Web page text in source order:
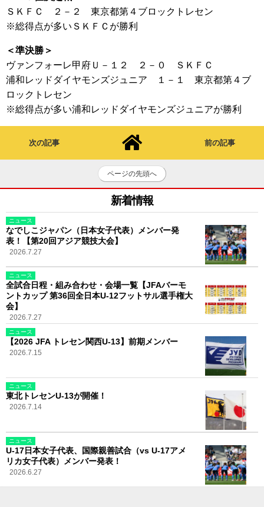
ＳＫＦＣ ２－２ 東京都第４ブロックトレセン
※総得点が多いＳＫＦＣが勝利
＜準決勝＞
ヴァンフォーレ甲府Ｕ－１２ ２－０ ＳＫＦＣ
浦和レッドダイヤモンズジュニア １－１ 東京都第４ブ
ロックトレセン
※総得点が多い浦和レッドダイヤモンズジュニアが勝利
次の記事 前の記事
ページの先頭へ
新着情報
ニュース
なでしこジャパン（日本女子代表）メンバー発
表！【第20回アジア競技大会】
2026.7.27
ニュース
全試合日程・組み合わせ・会場一覧【JFAバーモ
ントカップ 第36回全日本U-12フットサル選手権大
会】
2026.7.27
ニュース
【2026 JFA トレセン関西U-13】前期メンバー
2026.7.15
ニュース
東北トレセンU-13が開催！
2026.7.14
ニュース
U-17日本女子代表、国際親善試合（vs U-17アメ
リカ女子代表）メンバー発表！
2026.6.27